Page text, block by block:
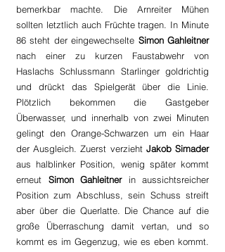
bemerkbar machte. Die Arnreiter Mühen
sollten letztlich auch Früchte tragen. In Minute
86 steht der eingewechselte
Simon Gahleitner
nach einer zu kurzen Faustabwehr von
Haslachs Schlussmann Starlinger goldrichtig
und drückt das Spielgerät über die Linie.
Plötzlich bekommen die Gastgeber
Überwasser, und innerhalb von zwei Minuten
gelingt den Orange-Schwarzen um ein Haar
der Ausgleich. Zuerst verzieht Jakob Simader
aus halblinker Position, wenig später kommt
erneut Simon Gahleitner in aussichtsreicher
Position zum Abschluss, sein Schuss streift
aber über die Querlatte. Die Chance auf die
große Überraschung damit vertan, und so
kommt es im Gegenzug, wie es eben kommt.